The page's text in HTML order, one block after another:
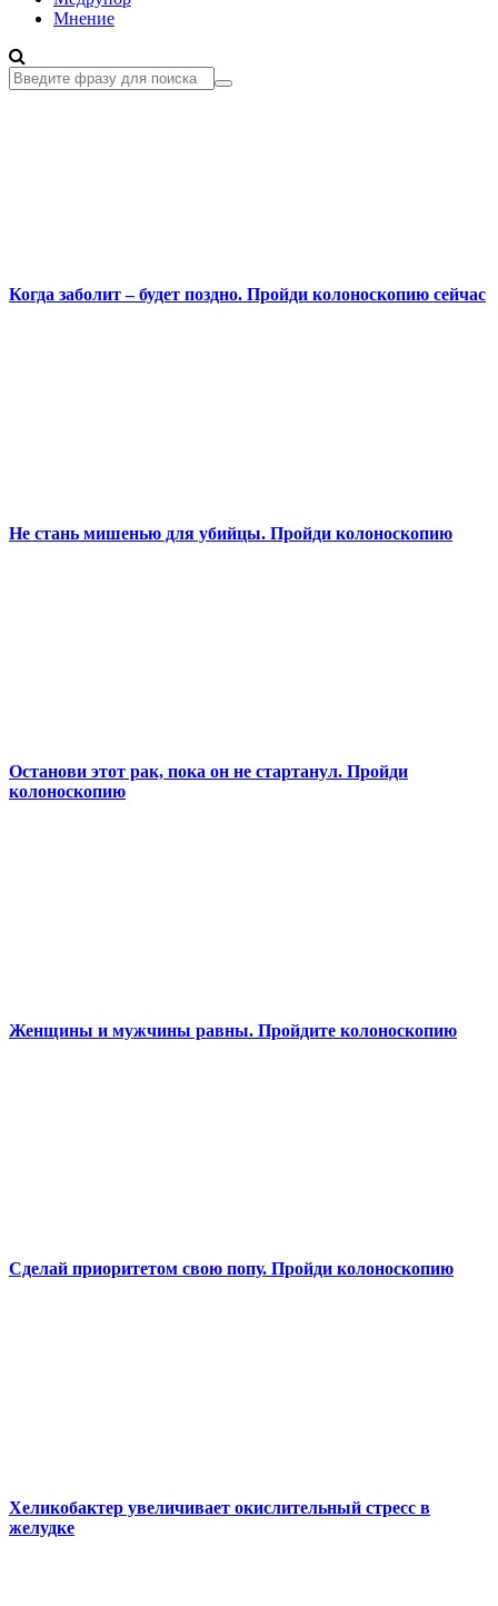
Мнение
Когда заболит – будет поздно. Пройди колоноскопию сейчас
Не стань мишенью для убийцы. Пройди колоноскопию
Останови этот рак, пока он не стартанул. Пройди
колоноскопию
Женщины и мужчины равны. Пройдите колоноскопию
Сделай приоритетом свою попу. Пройди колоноскопию
Хеликобактер увеличивает окислительный стресс в
желудке